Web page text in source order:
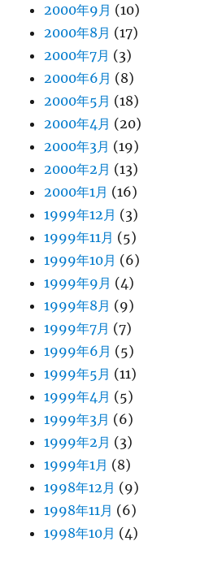
2000年9月 (10)
2000年8月 (17)
2000年7月 (3)
2000年6月 (8)
2000年5月 (18)
2000年4月 (20)
2000年3月 (19)
2000年2月 (13)
2000年1月 (16)
1999年12月 (3)
1999年11月 (5)
1999年10月 (6)
1999年9月 (4)
1999年8月 (9)
1999年7月 (7)
1999年6月 (5)
1999年5月 (11)
1999年4月 (5)
1999年3月 (6)
1999年2月 (3)
1999年1月 (8)
1998年12月 (9)
1998年11月 (6)
1998年10月 (4)